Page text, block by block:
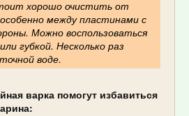
хорошо очистить от
между пластинами с
Можно воспользоваться
губкой. Несколько раз
воде.
варка помогут избавиться